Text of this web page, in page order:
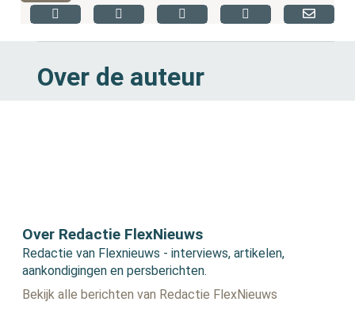
Over de auteur
Over Redactie FlexNieuws
Redactie van Flexnieuws - interviews, artikelen,
aankondigingen en persberichten.
Bekijk alle berichten van Redactie FlexNieuws